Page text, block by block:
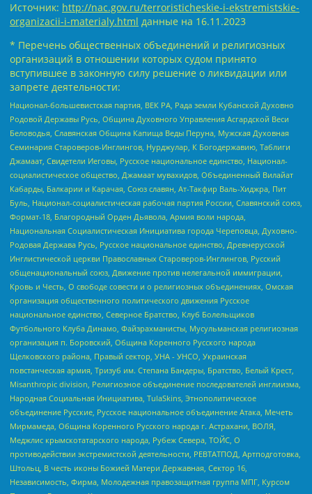
Источник: http://nac.gov.ru/terroristicheskie-i-ekstremistskie-
organizacii-i-materialy.html данные на 16.11.2023
* Перечень общественных объединений и религиозных
организаций в отношении которых судом принято
вступившее в законную силу решение о ликвидации или
запрете деятельности:
Национал-большевистская партия, ВЕК РА, Рада земли Кубанской Духовно
Родовой Державы Русь, Община Духовного Управления Асгардской Веси
Беловодья, Славянская Община Капища Веды Перуна, Мужская Духовная
Семинария Староверов-Инглингов, Нурджулар, К Богодержавию, Таблиги
Джамаат, Свидетели Иеговы, Русское национальное единство, Национал-
социалистическое общество, Джамаат мувахидов, Объединенный Вилайат
Кабарды, Балкарии и Карачая, Союз славян, Ат-Такфир Валь-Хиджра, Пит
Буль, Национал-социалистическая рабочая партия России, Славянский союз,
Формат-18, Благородный Орден Дьявола, Армия воли народа,
Национальная Социалистическая Инициатива города Череповца, Духовно-
Родовая Держава Русь, Русское национальное единство, Древнерусской
Инглистической церкви Православных Староверов-Инглингов, Русский
общенациональный союз, Движение против нелегальной иммиграции,
Кровь и Честь, О свободе совести и о религиозных объединениях, Омская
организация общественного политического движения Русское
национальное единство, Северное Братство, Клуб Болельщиков
Футбольного Клуба Динамо, Файзрахманисты, Мусульманская религиозная
организация п. Боровский, Община Коренного Русского народа
Щелковского района, Правый сектор, УНА - УНСО, Украинская
повстанческая армия, Тризуб им. Степана Бандеры, Братство, Белый Крест,
Misanthropic division, Религиозное объединение последователей инглиизма,
Народная Социальная Инициатива, TulaSkins, Этнополитическое
объединение Русские, Русское национальное объединение Атака, Мечеть
Мирмамеда, Община Коренного Русского народа г. Астрахани, ВОЛЯ,
Меджлис крымскотатарского народа, Рубеж Севера, ТОЙС, О
противодействии экстремистской деятельности, РЕВТАТПОД, Артподготовка,
Штольц, В честь иконы Божией Матери Державная, Сектор 16,
Независимость, Фирма, Молодежная правозащитная группа МПГ, Курсом